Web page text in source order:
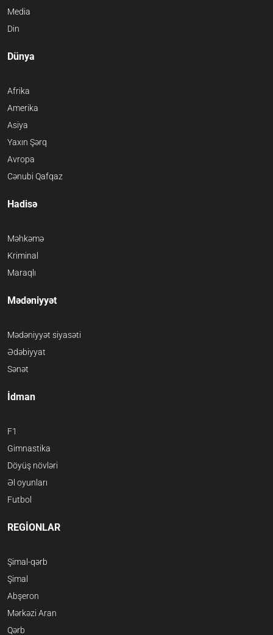
Media
Din
Dünya
Afrika
Amerika
Asiya
Yaxın Şərq
Avropa
Cənubi Qafqaz
Hadisə
Məhkəmə
Kriminal
Maraqlı
Mədəniyyət
Mədəniyyət siyasəti
Ədəbiyyat
Sənət
İdman
F1
Gimnastika
Döyüş növləri
Əl oyunları
Futbol
REGİONLAR
Şimal-qərb
Şimal
Abşeron
Mərkəzi Aran
Qərb